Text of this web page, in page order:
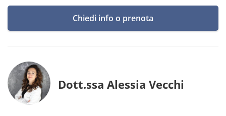
Chiedi info o prenota
Dott.ssa Alessia Vecchi